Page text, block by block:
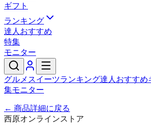
ギフト
ランキング
達人おすすめ
特集
モニター
グルメ スイーツランキング達人おすすめ
集モニター
← 商品詳細に戻る
西原オンラインストア